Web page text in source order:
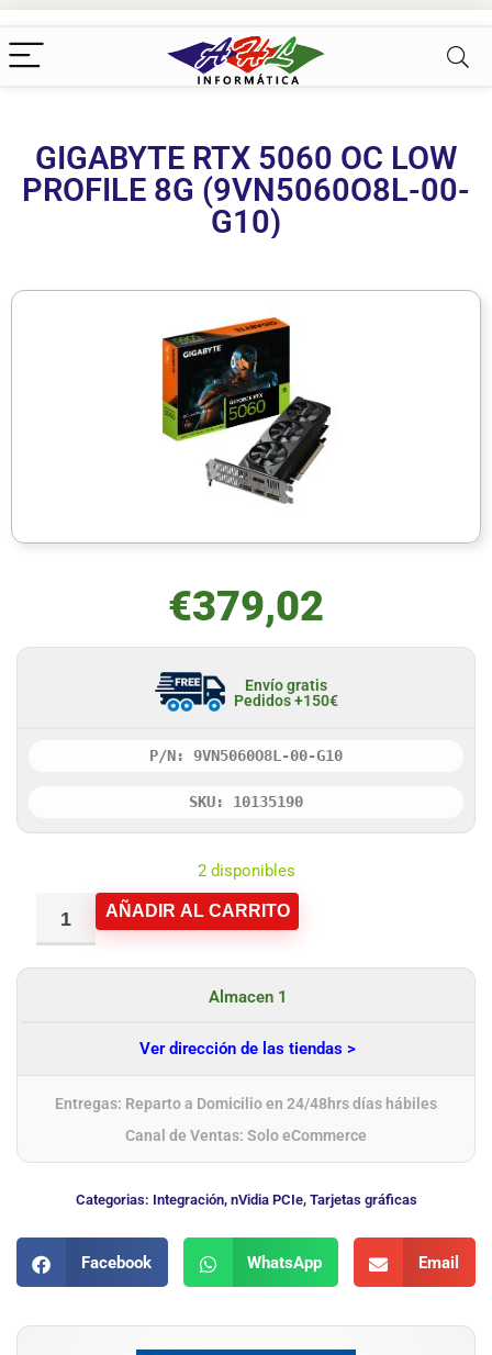
GIGABYTE RTX 5060 OC LOW
PROFILE 8G (9VN5060O8L-00-
G10)
€379,02
Envío gratis
Pedidos +150€
P/N: 9VN5060O8L-00-G10
SKU: 10135190
2 disponibles
AÑADIR AL CARRITO
Almacen 1
Ver dirección de las tiendas >
Entregas: Reparto a Domicilio en 24/48hrs días hábiles
Canal de Ventas: Solo eCommerce
Categorias: Integración, nVidia PCIe, Tarjetas gráficas
Facebook WhatsApp Email